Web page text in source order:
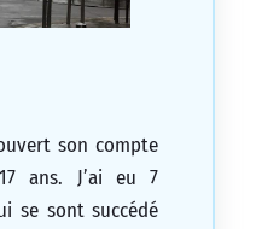
son compte
ans. J’ai eu 7
se sont succédé